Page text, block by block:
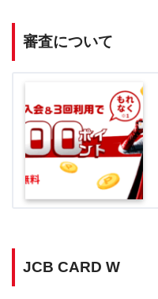
審査について
JCB CARD W